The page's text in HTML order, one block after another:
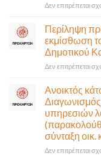
Δεν επιτρέπεται
Περίληψη
εκμίσθωση
Δημοτικού
Δεν επιτρέπεται
Ανοικτός
υπηρεσιών
σύνταξη
Δεν επιτρέπεται